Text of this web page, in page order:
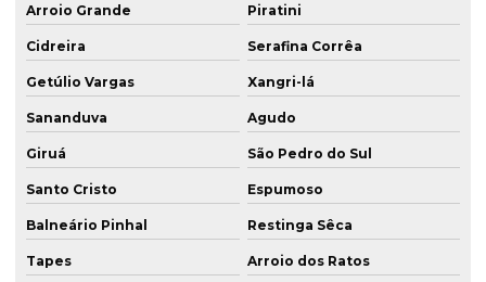
Parede diafragma para fundação sc
Parede de diafragma em itapema
Parede de diafragma em porto alegre
Parede de diafragma em santa maria
Perfuração de estaca hélice contínua
Perfuração de estaca raiz
Arroio Grande Piratini
Cidreira Serafina Corrêa
Getúlio Vargas Xangri-lá
Sananduva Agudo
Giruá São Pedro do Sul
Santo Cristo Espumoso
Balneário Pinhal Restinga Sêca
Tapes Arroio dos Ratos